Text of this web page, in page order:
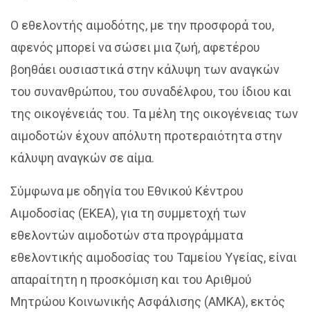
Ο εθελοντής αιμοδότης, με την προσφορά του,
αφενός μπορεί να σώσει μια ζωή, αφετέρου
βοηθάει ουσιαστικά στην κάλυψη των αναγκών
του συνανθρώπου, του συναδέλφου, του ίδιου και
της οικογένειάς του. Τα μέλη της οικογένειας των
αιμοδοτών έχουν απόλυτη προτεραιότητα στην
κάλυψη αναγκών σε αίμα.
Σύμφωνα με οδηγία του Εθνικού Κέντρου
Αιμοδοσίας (ΕΚΕΑ), για τη συμμετοχή των
εθελοντών αιμοδοτών στα προγράμματα
εθελοντικής αιμοδοσίας του Ταμείου Υγείας, είναι
απαραίτητη η προσκόμιση και του Αριθμού
Μητρώου Κοινωνικής Ασφάλισης (ΑΜΚΑ), εκτός